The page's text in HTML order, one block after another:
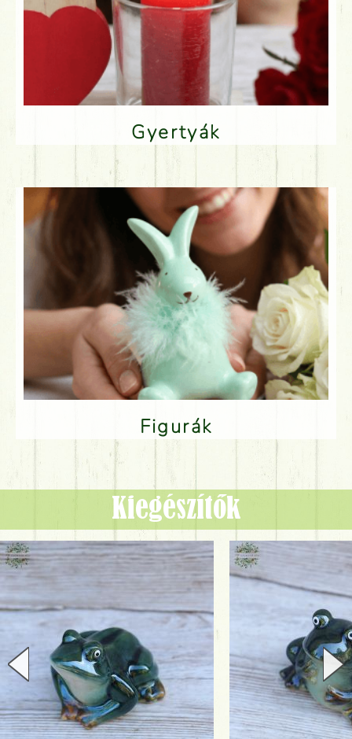
Gyertyák
Figurák
Kiegészítők